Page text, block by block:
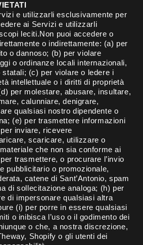
e utilizzarli esclusivamente per
ai Servizi e utilizzarli
leciti.Non puoi accedere o
o indirettamente: (a) per
o dannoso; (b) per violare
o ordinanze locali internazionali,
(c) per violare o ledere i
intellettuale o i diritti di proprietà
per molestare, abusare, insultare,
calunniare, denigrare,
qualsiasi nostro dipendente o
(e) per trasmettere informazioni
inviare, ricevere
scaricare, utilizzare o
che non sia conforme ai
trasmettere, o procurare l’invio
pubblicitario o promozionale,
catene di Sant’Antonio, spam
di sollecitazione analoga; (h) per
di impersonare qualsiasi altra
(i) per porre in essere qualsiasi
o inibisca l’uso o il godimento dei
o che, a nostra discrezione,
Shopify o gli utenti dei